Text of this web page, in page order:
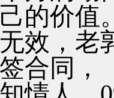
的价值
效，老
合同，